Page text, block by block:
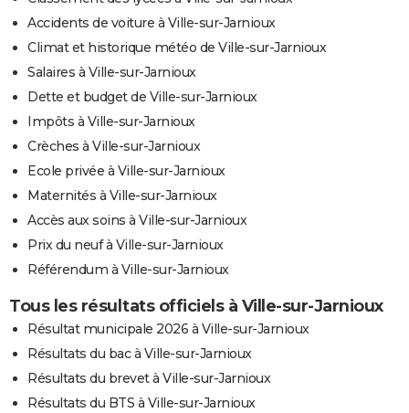
Accidents de voiture à Ville-sur-Jarnioux
Climat et historique météo de Ville-sur-Jarnioux
Salaires à Ville-sur-Jarnioux
Dette et budget de Ville-sur-Jarnioux
Impôts à Ville-sur-Jarnioux
Crèches à Ville-sur-Jarnioux
Ecole privée à Ville-sur-Jarnioux
Maternités à Ville-sur-Jarnioux
Accès aux soins à Ville-sur-Jarnioux
Prix du neuf à Ville-sur-Jarnioux
Référendum à Ville-sur-Jarnioux
Tous les résultats officiels à Ville-sur-Jarnioux
Résultat municipale 2026 à Ville-sur-Jarnioux
Résultats du bac à Ville-sur-Jarnioux
Résultats du brevet à Ville-sur-Jarnioux
Résultats du BTS à Ville-sur-Jarnioux